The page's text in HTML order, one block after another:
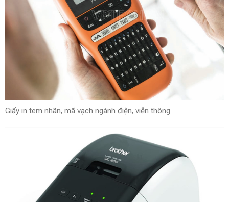
Giấy in tem nhãn, mã vạch ngành điện, viễn thông